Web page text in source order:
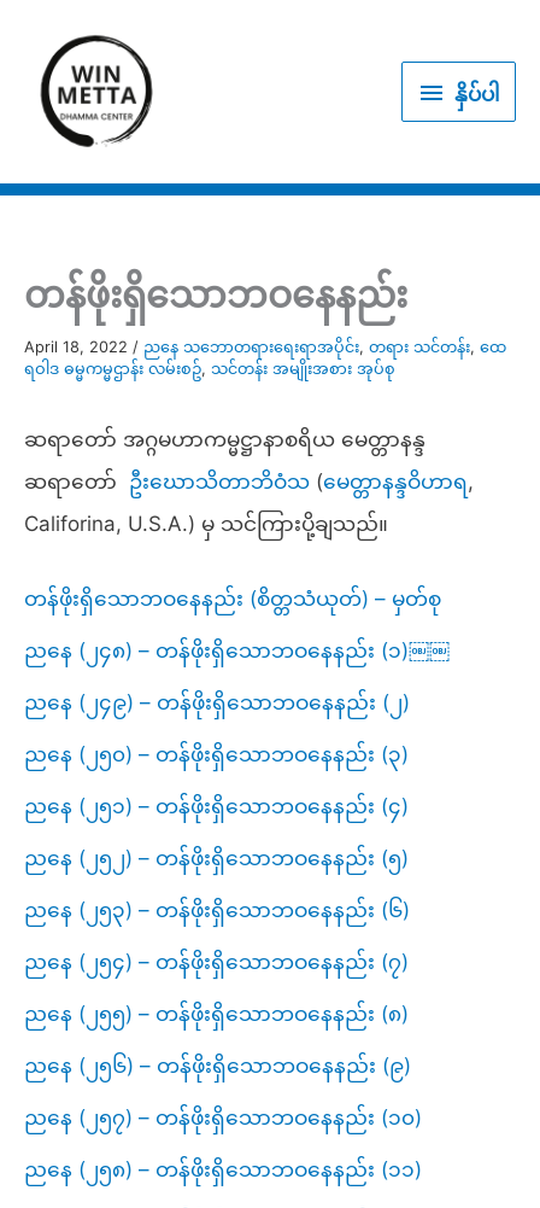
content
နှိပ် နှိပ်ပါ
တန်ဖိုးရှိသောဘဝနေနည်း
April 18, 2022 / ညနေ သဘောတရားရေးရာအပိုင်း, တရား သင်တန်း, ထေ
ရဝါဒ ဓမ္မကမ္မဌာန်း လမ်းစဥ်, သင်တန်း အမျိုးအစား အုပ်စု
ဆရာတော် အဂ္ဂမဟာကမ္မဋ္ဌာနာစရိယ မေတ္တာနန္ဒ
ဆရာတော် ဦးဃောသိတာဘိဝံသ (မေတ္တာနန္ဒဝိဟာရ,
Califorina, U.S.A.) မှ သင်ကြားပို့ချသည်။
တန်ဖိုးရှိသောဘဝနေနည်း (စိတ္တသံယုတ်) – မှတ်စု
ညနေ (၂၄၈) – တန်ဖိုးရှိသောဘဝနေနည်း (၁)￼￼
ညနေ (၂၄၉) – တန်ဖိုးရှိသောဘဝနေနည်း (၂)
ညနေ (၂၅၀) – တန်ဖိုးရှိသောဘဝနေနည်း (၃)
ညနေ (၂၅၁) – တန်ဖိုးရှိသောဘဝနေနည်း (၄)
ညနေ (၂၅၂) – တန်ဖိုးရှိသောဘဝနေနည်း (၅)
ညနေ (၂၅၃) – တန်ဖိုးရှိသောဘဝနေနည်း (၆)
ညနေ (၂၅၄) – တန်ဖိုးရှိသောဘဝနေနည်း (၇)
ညနေ (၂၅၅) – တန်ဖိုးရှိသောဘဝနေနည်း (၈)
ညနေ (၂၅၆) – တန်ဖိုးရှိသောဘဝနေနည်း (၉)
ညနေ (၂၅၇) – တန်ဖိုးရှိသောဘဝနေနည်း (၁၀)
ညနေ (၂၅၈) – တန်ဖိုးရှိသောဘဝနေနည်း (၁၁)